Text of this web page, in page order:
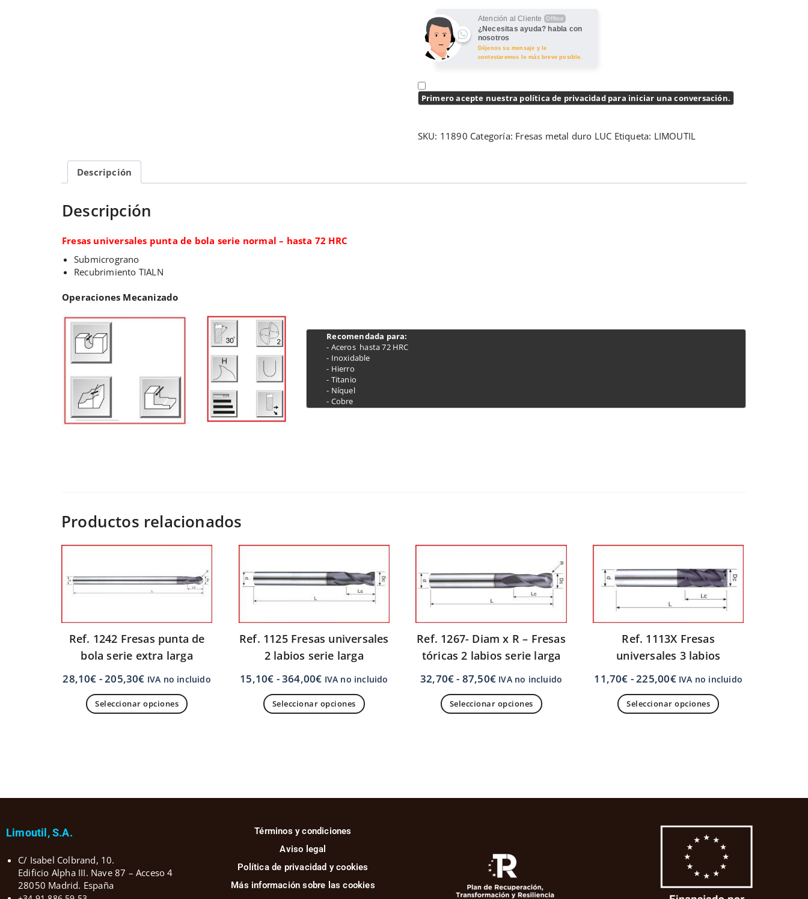
Atención al Cliente Offline
¿Necesitas ayuda? habla con
nosotros
Déjenos su mensaje y le
contestaremos lo más breve posible.
Primero acepte nuestra política de privacidad para iniciar una conversación.
SKU: 11890 Categoría: Fresas metal duro LUC Etiqueta: LIMOUTIL
Descripción
Descripción
Fresas universales punta de bola serie normal – hasta 72 HRC
Submicrograno
Recubrimiento TIALN
Operaciones Mecanizado
Recomendada para:
- Aceros  hasta 72 HRC
- Inoxidable
- Hierro
- Titanio
- Níquel
Productos relacionados
Ref. 1242 Fresas punta de
bola serie extra larga
28,10€ -205,30€ IVA no incluido
Seleccionar opciones
Ref. 1125 Fresas universales
2 labios serie larga
15,10€ -364,00€ IVA no incluido
Seleccionar opciones
Ref. 1267- Diam x R – Fresas
tóricas 2 labios serie larga
32,70€- 87,50€ IVA no incluido
Seleccionar opciones
Ref. 1113X Fresas
universales 3 labios
11,70€ -225,00€ IVA no incluido
Seleccionar opciones
Limoutil, S.A.
C/ Isabel Colbrand, 10.
Edificio Alpha III. Nave 87 – Acceso 4
28050 Madrid. España
Términos y condiciones
Aviso legal
Política de privacidad y cookies
Más información sobre las cookies